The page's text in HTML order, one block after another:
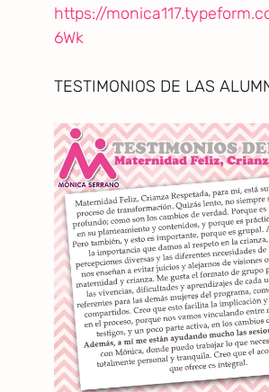
https://
6Wk
TESTIMONIOS DE LAS